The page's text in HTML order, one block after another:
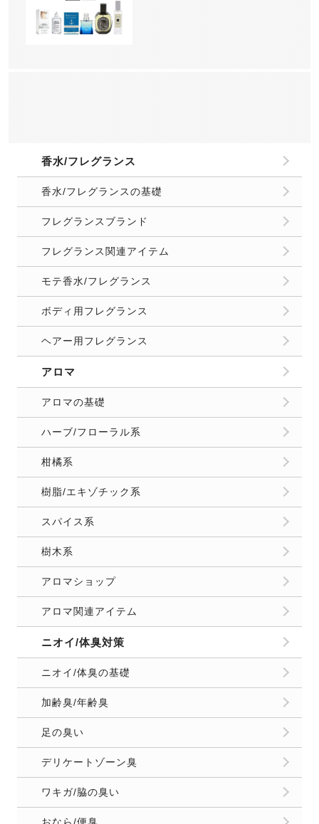
香水/フレグランス
香水/フレグランスの基礎
フレグランスブランド
フレグランス関連アイテム
モテ香水/フレグランス
ボディ用フレグランス
ヘアー用フレグランス
アロマ
アロマの基礎
ハーブ/フローラル系
柑橘系
樹脂/エキゾチック系
スパイス系
樹木系
アロマショップ
アロマ関連アイテム
ニオイ/体臭対策
ニオイ/体臭の基礎
加齢臭/年齢臭
足の臭い
デリケートゾーン臭
ワキガ/脇の臭い